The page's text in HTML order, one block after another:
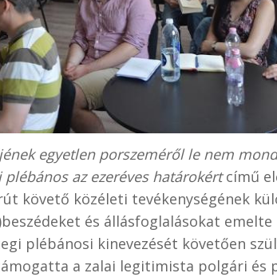
egyetlen porszeméről le nem
plébános az ezeréves határokértcímű
követő közéleti tevékenységének
és állásfoglalásokat emelte
plébánosi kinevezését követően
a zalai legitimista polgári és